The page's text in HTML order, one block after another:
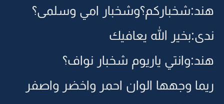
هند:شخباركم؟وشخبار امي وسلمى؟
ندى:بخير الله يعافيك
هند:وانتي ياريوم شخبار نواف؟
ريما وجهها الوان احمر واخضر واصفر